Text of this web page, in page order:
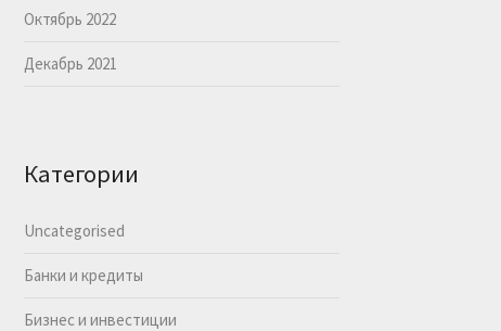
Октябрь 2022
Декабрь 2021
Категории
Uncategorised
Банки и кредиты
Бизнес и инвестиции